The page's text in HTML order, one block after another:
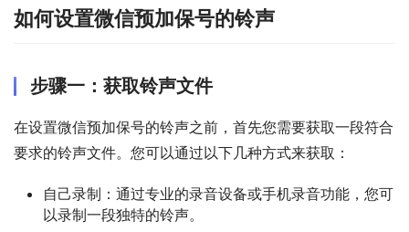
如何设置微信预加保号的铃声
步骤一：获取铃声文件
在设置微信预加保号的铃声之前，首先您需要获取一段符合
要求的铃声文件。您可以通过以下几种方式来获取：
自己录制：通过专业的录音设备或手机录音功能，您可
以录制一段独特的铃声。